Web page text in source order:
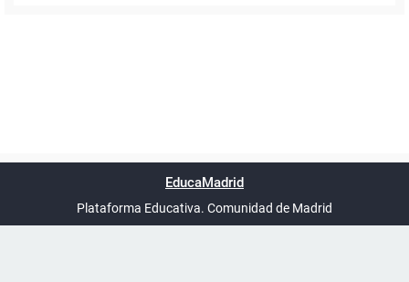
UTC+02:00
phpBB España
EducaMadrid
Plataforma Educativa. Comunidad de Madrid